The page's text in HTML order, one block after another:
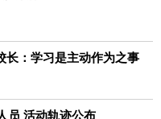
长：学习是主动作为之事
员 活动轨迹公布